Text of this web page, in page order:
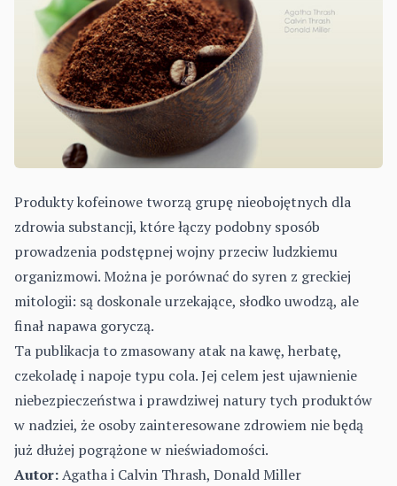
Produkty kofeinowe tworzą grupę nieobojętnych dla
zdrowia substancji, które łączy podobny sposób
prowadzenia podstępnej wojny przeciw ludzkiemu
organizmowi. Można je porównać do syren z greckiej
mitologii: są doskonale urzekające, słodko uwodzą, ale
finał napawa goryczą.
Ta publikacja to zmasowany atak na kawę, herbatę,
czekoladę i napoje typu cola. Jej celem jest ujawnienie
niebezpieczeństwa i prawdziwej natury tych produktów
w nadziei, że osoby zainteresowane zdrowiem nie będą
już dłużej pogrążone w nieświadomości.
Autor:Agatha i Calvin Thrash, Donald Miller